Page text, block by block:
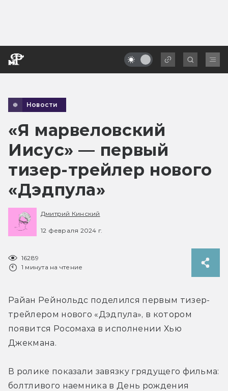
Новости
«Я марвеловский
Иисус» — первый
тизер-трейлер нового
«Дэдпула»
Дмитрий Кинский
12 февраля 2024 г.
16289
1 минута на чтение
Райан Рейнольдс поделился первым тизер-
трейлером нового «Дэдпула», в котором
появится Росомаха в исполнении Хью
Джекмана.
В ролике показали завязку грядущего фильма:
болтливого наемника в День рождения